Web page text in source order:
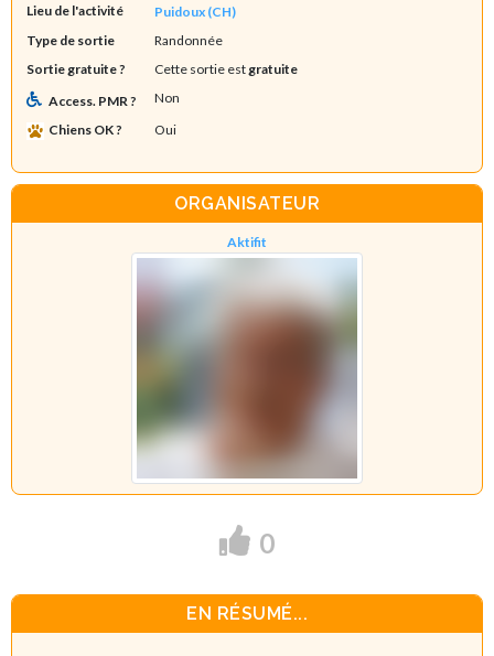
Lieu de l'activité
Puidoux (CH)
Type de sortie
Randonnée
Sortie gratuite ?
Cette sortie est gratuite
Access. PMR ?
Non
Chiens OK ?
Oui
ORGANISATEUR
Aktifit
0
EN RÉSUMÉ...